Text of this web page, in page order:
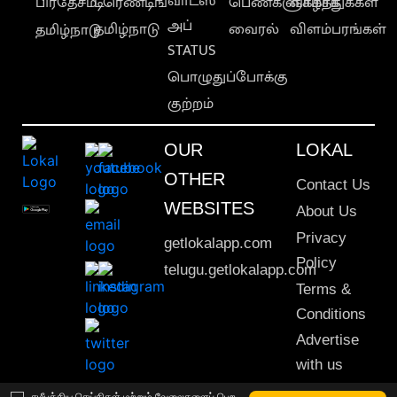
தமிழ்நாடுதமிழ்நாடு அப்
STATUS
பொழுதுப்போக்கு
குற்றம்
வைரல் விளம்பரங்கள்
OUR
OTHER
WEBSITES
getlokalapp.com
telugu.getlokalapp.com
LOKAL
Contact Us
About Us
Privacy
Policy
Terms &
Conditions
Advertise
with us
Sitemap